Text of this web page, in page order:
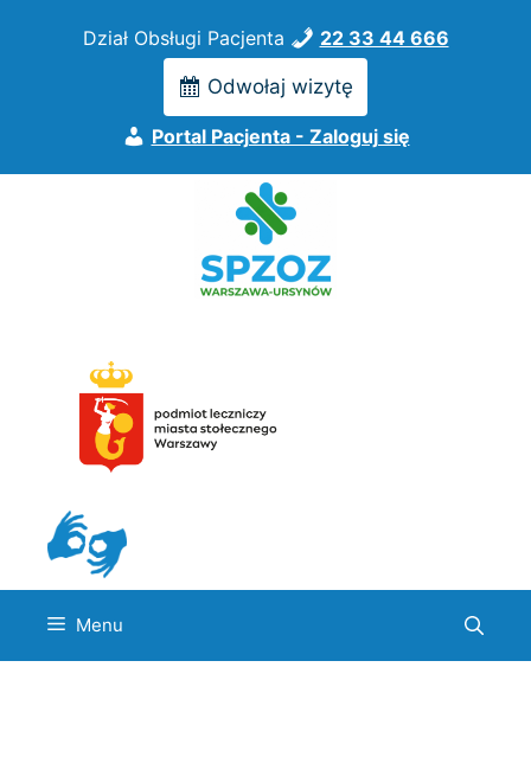
Dział Obsługi Pacjenta 22 33 44 666
Odwołaj wizytę
Portal Pacjenta - Zaloguj się
Menu